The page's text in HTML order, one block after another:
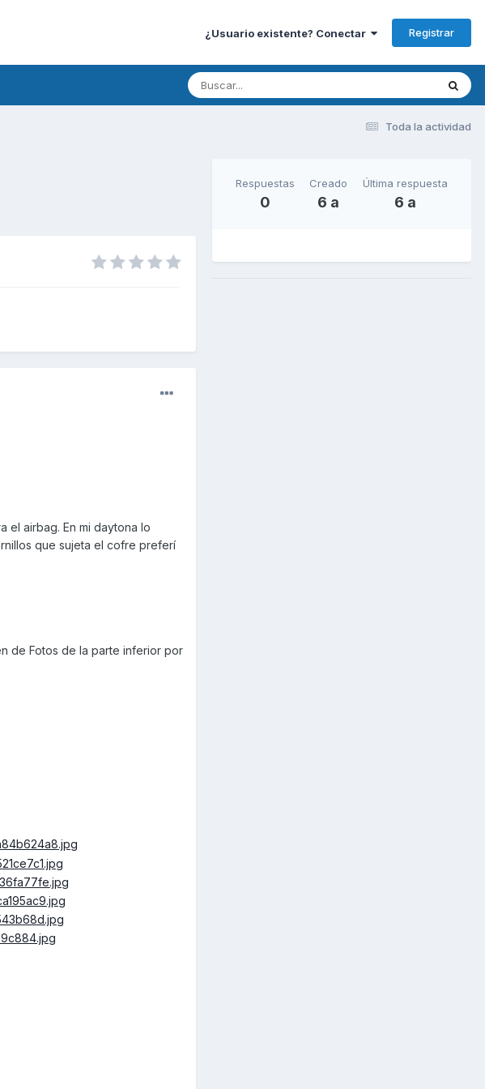
¿Usuario existente? Conectar Registrar
Toda la actividad
el airbag. En mi daytona lo
que sujeta el cofre preferí
de Fotos de la parte inferior por
Respuestas
0
Creado
6 a
Última respuesta
6 a